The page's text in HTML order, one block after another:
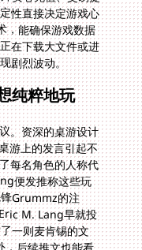
剧烈波动。
纯粹地玩
。资深的桌游设计
游上的发言引起不
每名角色的人称代
便发推称这些玩
先锋Grummz的注
M. Lang早就投
了一则麦肯锡的文
，后续推文也能看
员时都遵从了相关
网友。看来，政治